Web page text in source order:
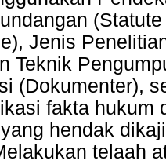
Jenis
Teknik
(Dokumenter),
fakta hukum
hendak
telaah